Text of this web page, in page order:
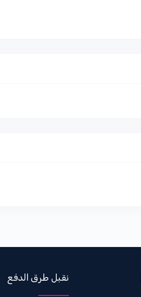
نقبل طرق الدفع